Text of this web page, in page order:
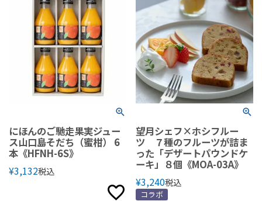
にほんのご馳走果実ジュー
ス山口島そだち（蜜柑） 6
本《HFNH-6S》
¥3,132税込
望月シェフ×ホシフルー
ツ ７種のフルーツが詰ま
った「デザートパウンドケ
ーキ」８個《MOA-03A》
¥3,240税込
コラボ